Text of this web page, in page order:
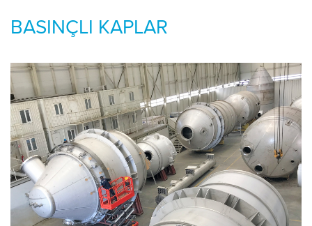
BASINÇLI KAPLAR